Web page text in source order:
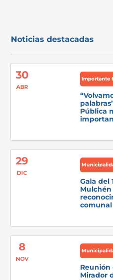
Noticias destacadas
30
ABR
Importante
Pública
29
DIC
Gala del
comunal
8
NOV
Reunión
Mirador